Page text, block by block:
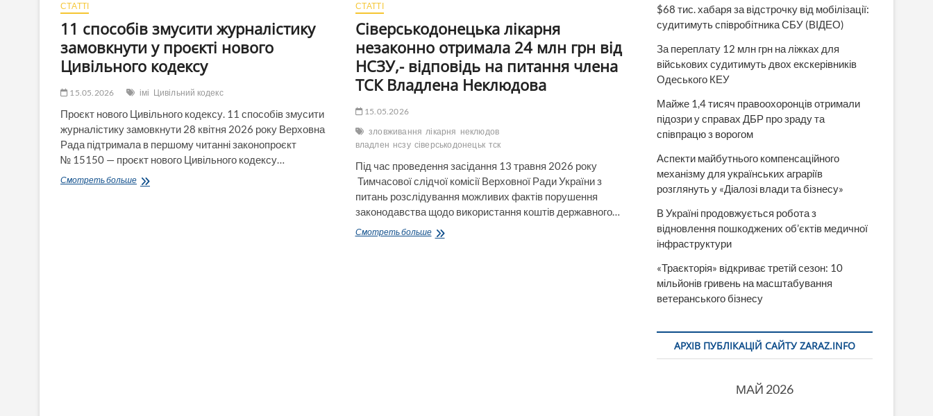
«забрав»
у
переселенців
О.
Харченко
звіті
про
ТСК
Олександр
Сухов
СТАТТІ
11 способів змусити журналістику
замовкнути у проєкті нового
Цивільного кодексу
15.05.2026 імі Цивільний кодекс
Проєкт нового Цивільного кодексу. 11 способів змусити
журналістику замовкнути 28 квітня 2026 року Верховна
Рада підтримала в першому читанні законопроєкт
№ 15150 — проєкт нового Цивільного кодексу…
Смотреть больше11
СТАТТІ
Сіверськодонецька лікарня
незаконно отримала 24 млн грн від
НСЗУ,- відповідь на питання члена
ТСК Владлена Неклюдова
15.05.2026
зловживання лікарня неклюдов
владлен нсзу сіверськодонецьк тск
Під час проведення засідання 13 травня 2026 року
Тимчасової слідчої комісії Верховної Ради України з
питань розслідування можливих фактів порушення
законодавства щодо використання коштів державного…
Смотреть большеСіверськодонецька
$68 тис. хабаря за відстрочку від мобілізації:
судитимуть співробітника СБУ (ВІДЕО)
За переплату 12 млн грн на ліжках для
військових судитимуть двох екскерівників
Одеського КЕУ
Майже 1,4 тисяч правоохоронців отримали
підозри у справах ДБР про зраду та
співпрацю з ворогом
Аспекти майбутнього компенсаційного
механізму для українських аграріїв
розглянуть у «Діалозі влади та бізнесу»
В Україні продовжується робота з
відновлення пошкоджених об’єктів медичної
інфраструктури
«Траєкторія» відкриває третій сезон: 10
мільйонів гривень на масштабування
ветеранського бізнесу
АРХІВ ПУБЛІКАЦІЙ САЙТУ ZARAZ.INFO
МАЙ 2026